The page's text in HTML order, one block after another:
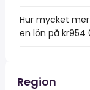
Hur mycket
en lön på kr954
Region